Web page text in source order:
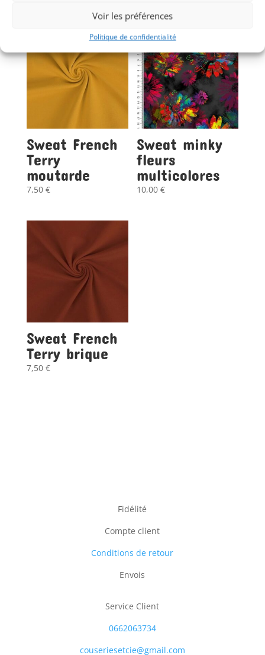
Voir les préférences
Politique de confidentialité
Produits similaires
Sweat French
Terry
moutarde
7,50 €
Sweat minky
fleurs
multicolores
10,00€
Sweat French
Terry brique
7,50 €
Fidélité
Compte client
Conditions de retour
Envois
Service Client
0662063734
couseriesetcie@gmail.com